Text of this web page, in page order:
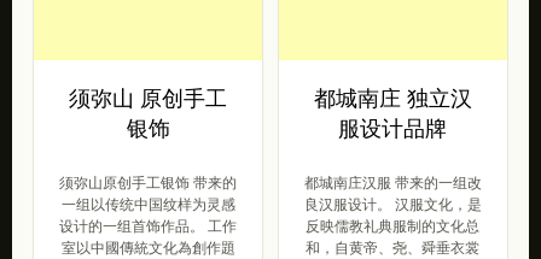
须弥山 原创手工
银饰
须弥山原创手工银饰 带来的
一组以传统中国纹样为灵感
设计的一组首饰作品。 工作
室以中國傳統文化為創作題
都城南庄 独立汉
服设计品牌
都城南庄汉服 带来的一组改
良汉服设计。 汉服文化，是
反映儒教礼典服制的文化总
和，自黄帝、尧、舜垂衣裳